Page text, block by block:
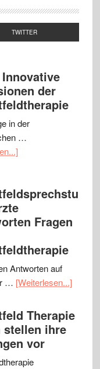
TWITTER
der
in der
…
Fragen
Antworten auf
… [Weiterlesen...]
Therapie
stellen ihre
vor